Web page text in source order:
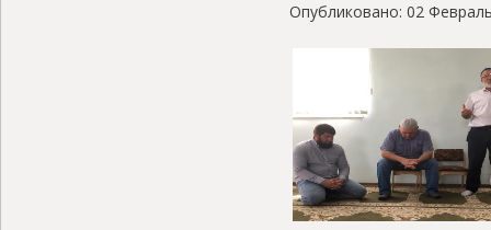
Опубликовано: 02